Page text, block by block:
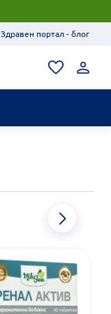
Здравен портал - блог